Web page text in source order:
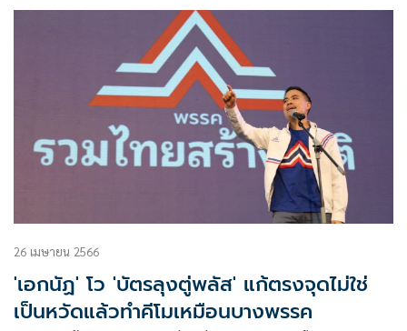
26 เมษายน 2566
'เอกนัฏ' โว 'บัตรลุงตู่พลัส' แก้ตรงจุดไม่ใช่
เป็นหวัดแล้วทำคีโมเหมือนบางพรรค